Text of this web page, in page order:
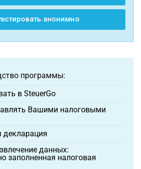
анонимно
программы:
в SteuerGo
Вашими налоговыми
декларация
данных:
заполненная налоговая